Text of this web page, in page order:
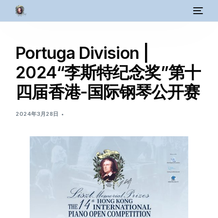
Portuga Division |
2024“李斯特纪念奖”第十
四届香港-国际钢琴公开赛
2024年3月28日